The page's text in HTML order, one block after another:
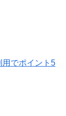
でポイント5